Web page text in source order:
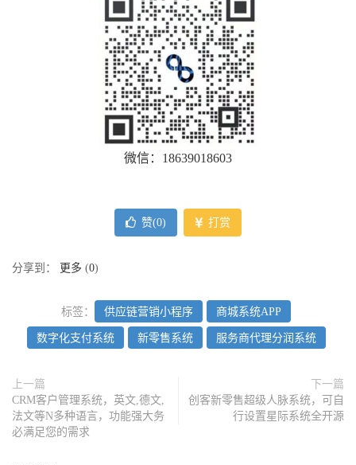
微信：18639018603
赞(0) 打赏
分享到： 更多 (0)
标签： 供应链营销小程序 商城系统APP
数字化支付系统 新零售系统 服务商代理分润系统
上一篇
CRM客户管理系统，英文,德文,
法文等N多种语言，功能强大务
必满足您的需求
下一篇
创客新零售超级人脉系统，可自
行设置星际系统全开源